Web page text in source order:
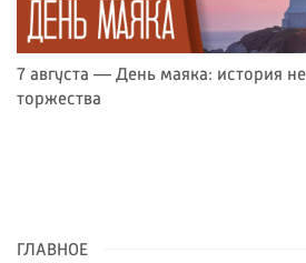
7 августа — День маяка: история
торжества
ГЛАВНОЕ